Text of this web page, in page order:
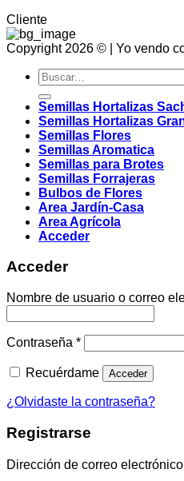
Cliente
Copyright 2026 © | Yo vendo
Buscar
por:
Semillas Hortalizas
Semillas Hortalizas
Semillas Flores
Semillas Aromatica
Semillas para Brotes
Semillas Forrajeras
Bulbos de Flores
Area Jardín-Casa
Area Agrícola
Acceder
Acceder
Nombre de usuario o correo
Contraseña *Obligatorio
Recuérdame Acceder
¿Olvidaste la contraseña?
Registrarse
Dirección de correo electrónico